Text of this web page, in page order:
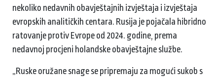
nekoliko nedavnih obavještajnih izvještaja i izvještaja
evropskih analitičkih centara. Rusija je pojačala hibridno
ratovanje protiv Evrope od 2024. godine, prema
nedavnoj procjeni holandske obavještajne službe.
„Ruske oružane snage se pripremaju za mogući sukob s